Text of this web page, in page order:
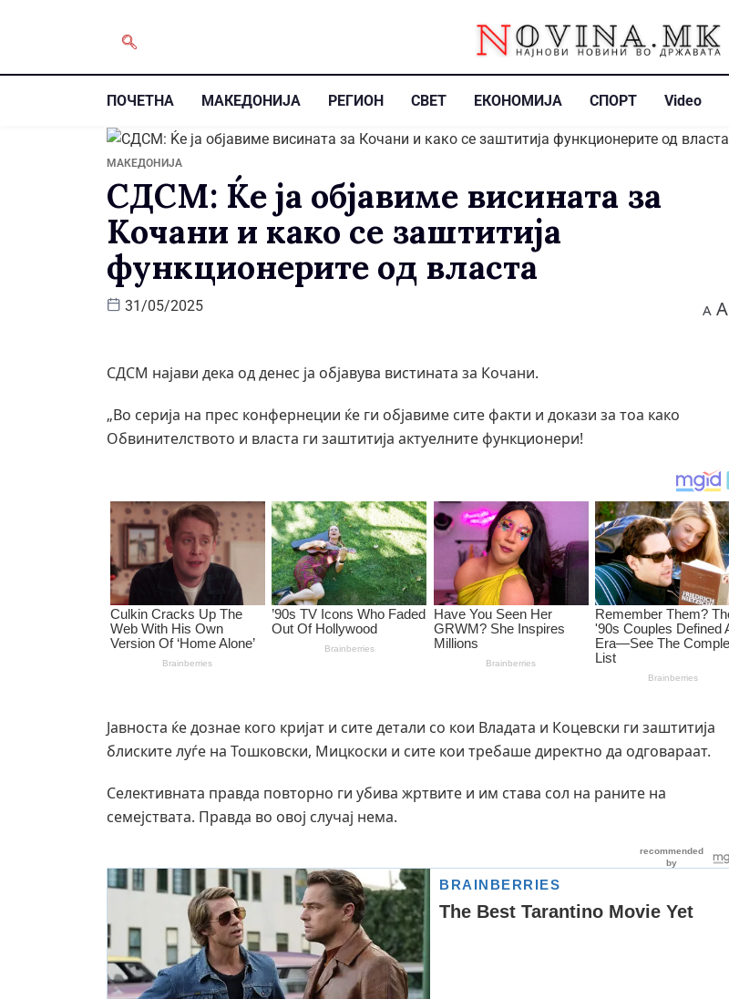
ПОЧЕТНА МАКЕДОНИЈА РЕГИОН СВЕТ ЕКОНОМИЈА СПОРТ Video
МАКЕДОНИЈА
СДСМ: Ќе ја објавиме висината за
Кочани и како се заштитија
функционерите од власта
31/05/2025 A A
СДСМ најави дека од денес ја објавува вистината за Кочани.
„Во серија на прес конфернеции ќе ги објавиме сите факти и докази за тоа како
Обвинителството и власта ги заштитија актуелните функционери!
Јавноста ќе дознае кого кријат и сите детали со кои Владата и Коцевски ги заштитија
блиските луѓе на Тошковски, Мицкоски и сите кои требаше директно да одговараат.
Селективната правда повторно ги убива жртвите и им става сол на раните на
семејствата. Правда во овој случај нема.